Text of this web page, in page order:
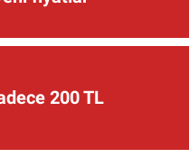
200 TL